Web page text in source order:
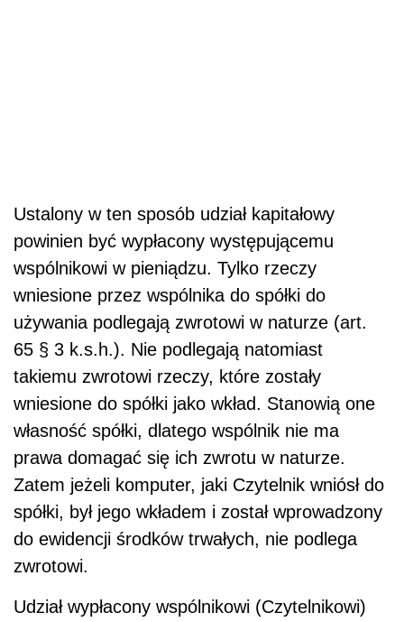
Ustalony w ten sposób udział kapitałowy
powinien być wypłacony występującemu
wspólnikowi w pieniądzu. Tylko rzeczy
wniesione przez wspólnika do spółki do
używania podlegają zwrotowi w naturze (art.
65 § 3 k.s.h.). Nie podlegają natomiast
takiemu zwrotowi rzeczy, które zostały
wniesione do spółki jako wkład. Stanowią one
własność spółki, dlatego wspólnik nie ma
prawa domagać się ich zwrotu w naturze.
Zatem jeżeli komputer, jaki Czytelnik wniósł do
spółki, był jego wkładem i został wprowadzony
do ewidencji środków trwałych, nie podlega
zwrotowi.
Udział wypłacony wspólnikowi (Czytelnikowi)